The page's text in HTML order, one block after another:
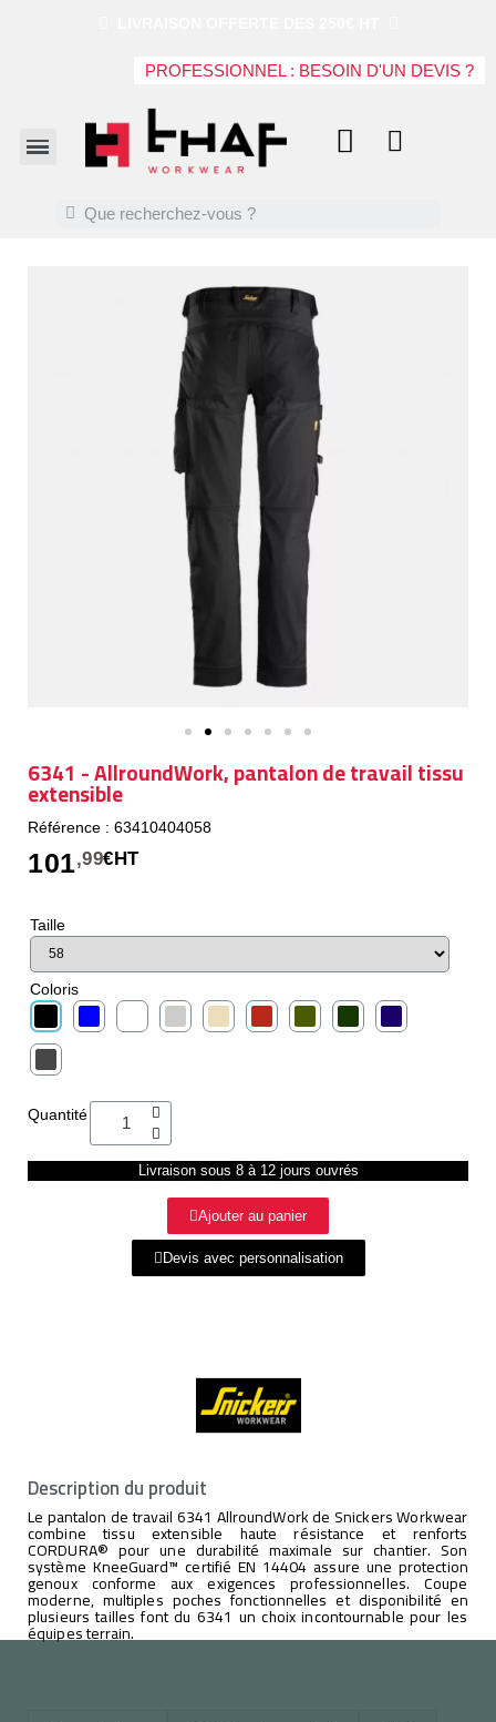
PROFESSIONNEL : BESOIN D'UN DEVIS ?
6341 - AllroundWork, pantalon de travail tissu
extensible
Référence : 63410404058
101,99€HT
Taille
Coloris
Quantité
Livraison sous 8 à 12 jours ouvrés
Ajouter au panier
Devis avec personnalisation
Description du produit
Le pantalon de travail 6341 AllroundWork de Snickers Workwear
combine tissu extensible haute résistance et renforts
CORDURA® pour une durabilité maximale sur chantier. Son
système KneeGuard™ certifié EN 14404 assure une protection
genoux conforme aux exigences professionnelles. Coupe
moderne, multiples poches fonctionnelles et disponibilité en
plusieurs tailles font du 6341 un choix incontournable pour les
équipes terrain.